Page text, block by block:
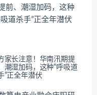
家长注意！华南汛期提
潮湿加码，这种“呼吸道
”正全年潜伏